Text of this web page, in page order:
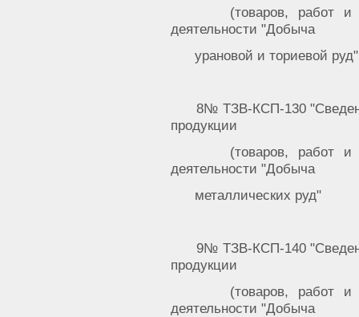
(товаров, работ
деятельности "Добыча
урановой и ториевой руд"
8№ ТЗВ-КСП-130
продукции
(товаров, работ
деятельности "Добыча
металлических руд"
9№ ТЗВ-КСП-140
продукции
(товаров, работ
деятельности "Добыча